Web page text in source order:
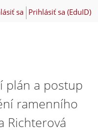
sa Prihlásiť sa (EduID)
plán a postup
ramenního
Richterová